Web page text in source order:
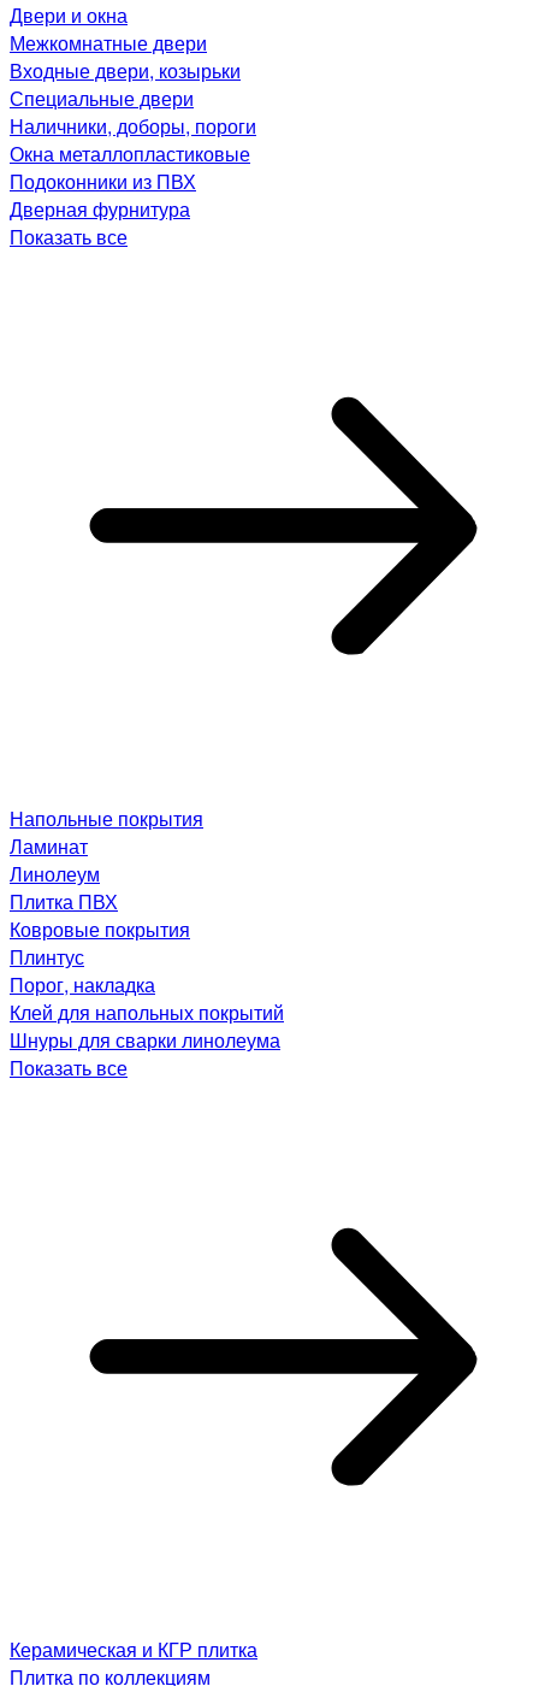
Двери и окна
Межкомнатные двери
Входные двери, козырьки
Специальные двери
Наличники, доборы, пороги
Окна металлопластиковые
Подоконники из ПВХ
Дверная фурнитура
Показать все
Напольные покрытия
Ламинат
Линолеум
Плитка ПВХ
Ковровые покрытия
Плинтус
Порог, накладка
Клей для напольных покрытий
Шнуры для сварки линолеума
Показать все
Керамическая и КГР плитка
Плитка по коллекциям